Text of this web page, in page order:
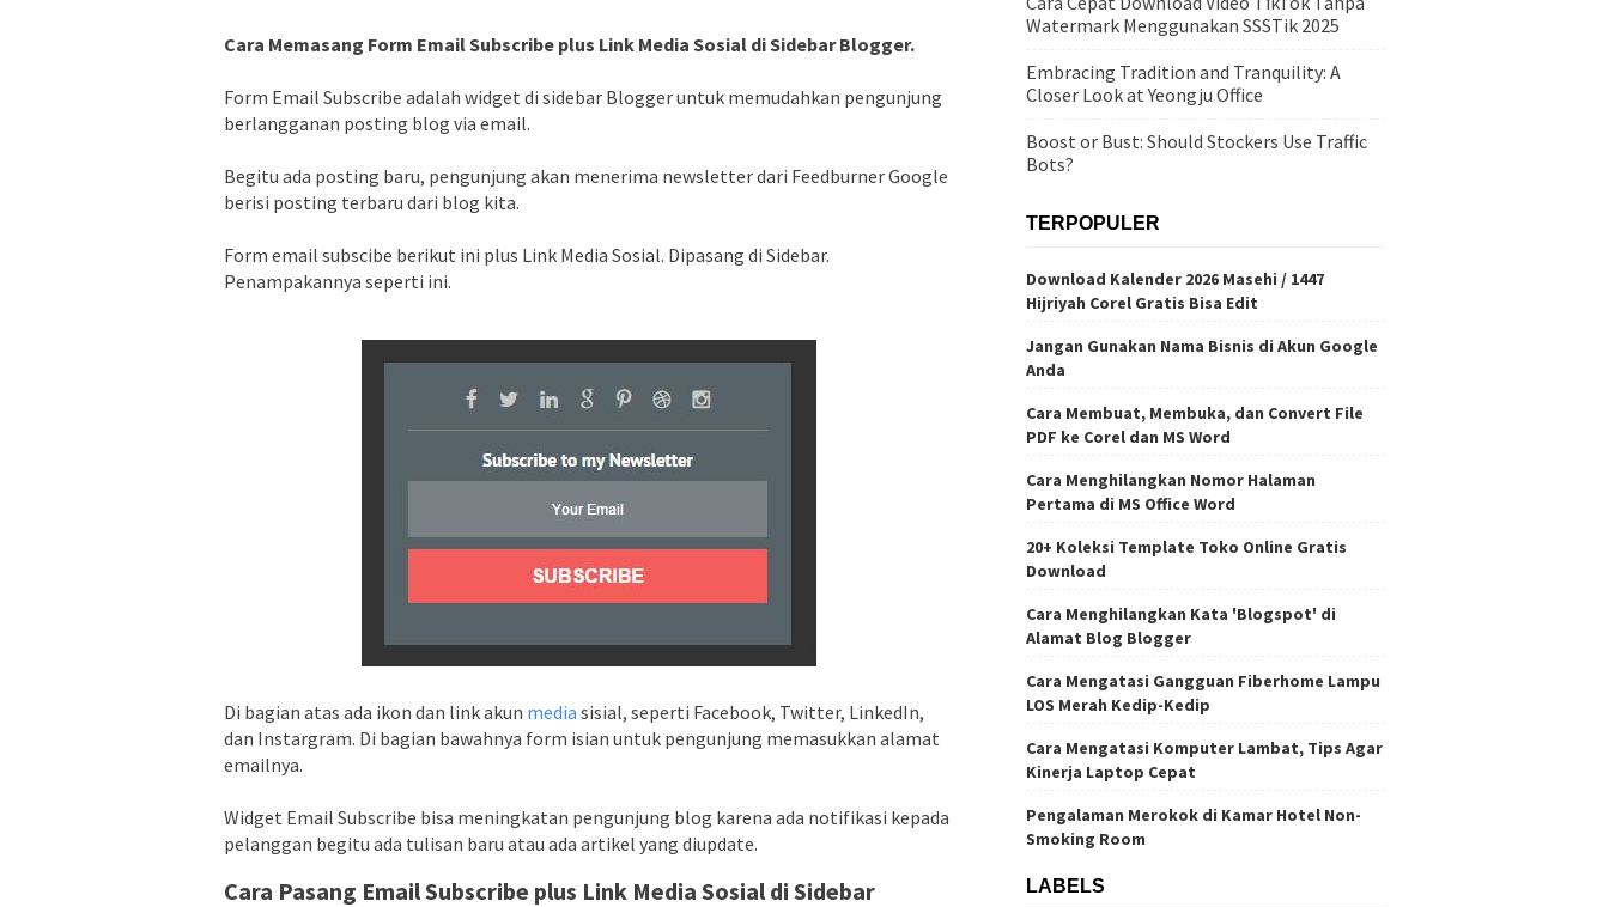
Cara Memasang Form Email Subscribe plus Link Media Sosial di Sidebar Blogger.
Form Email Subscribe adalah widget di sidebar Blogger untuk memudahkan pengunjung
berlangganan posting blog via email.
Begitu ada posting baru, pengunjung akan menerima newsletter dari Feedburner Google
berisi posting terbaru dari blog kita.
Form email subscibe berikut ini plus Link Media Sosial. Dipasang di Sidebar.
Penampakannya seperti ini.
Di bagian atas ada ikon dan link akun media sisial, seperti Facebook, Twitter, LinkedIn,
dan Instargram. Di bagian bawahnya form isian untuk pengunjung memasukkan alamat
emailnya.
Widget Email Subscribe bisa meningkatan pengunjung blog karena ada notifikasi kepada
pelanggan begitu ada tulisan baru atau ada artikel yang diupdate.
Cara Pasang Email Subscribe plus Link Media Sosial di Sidebar
Watermark Menggunakan SSSTik 2025
Embracing Tradition and Tranquility: A
Closer Look at Yeongju Office
Boost or Bust: Should Stockers Use Traffic
Bots?
TERPOPULER
Download Kalender 2026 Masehi / 1447
Hijriyah Corel Gratis Bisa Edit
Jangan Gunakan Nama Bisnis di Akun Google
Anda
Cara Membuat, Membuka, dan Convert File
PDF ke Corel dan MS Word
Cara Menghilangkan Nomor Halaman
Pertama di MS Office Word
20+ Koleksi Template Toko Online Gratis
Download
Cara Menghilangkan Kata 'Blogspot' di
Alamat Blog Blogger
Cara Mengatasi Gangguan Fiberhome Lampu
LOS Merah Kedip-Kedip
Cara Mengatasi Komputer Lambat, Tips Agar
Kinerja Laptop Cepat
Pengalaman Merokok di Kamar Hotel Non-
Smoking Room
LABELS